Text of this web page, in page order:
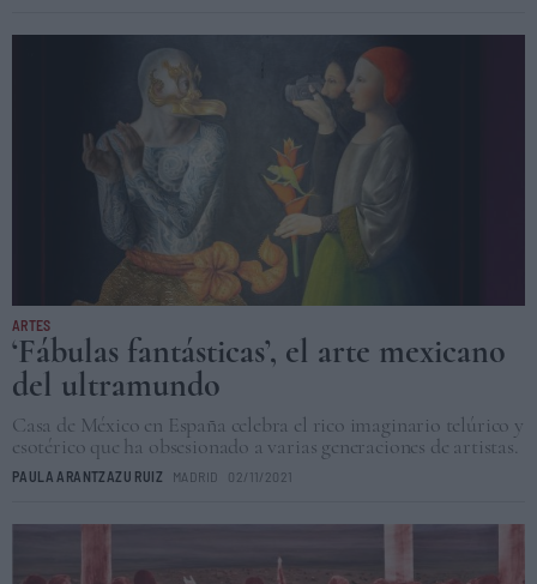
ARTES
‘Fábulas fantásticas’, el arte mexicano
del ultramundo
Casa de México en España celebra el rico imaginario telúrico y
esotérico que ha obsesionado a varias generaciones de artistas.
PAULA ARANTZAZU RUIZ MADRID 02/11/2021